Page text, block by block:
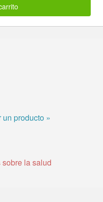
producto »
la salud